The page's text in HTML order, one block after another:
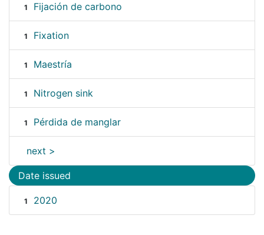
1 Fijación de carbono
1 Fixation
1 Maestría
1 Nitrogen sink
1 Pérdida de manglar
next >
Date issued
1 2020